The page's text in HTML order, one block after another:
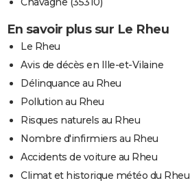
En savoir plus sur Le Rheu
Le Rheu
Avis de décès en Ille-et-Vilaine
Délinquance au Rheu
Pollution au Rheu
Risques naturels au Rheu
Nombre d'infirmiers au Rheu
Accidents de voiture au Rheu
Climat et historique météo du Rheu